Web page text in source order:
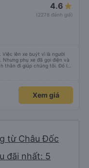
4.6
(2278 đánh giá)
lên xe buýt vì là người
phụ xe đã gọi điện và
thân đi giúp chúng tôi. Đó là
khá thú vị. Chúng tôi không
bảo chúng tôi đã sẵn sàng.
đều có gối và chăn, và đủ
Xem giá
từ Châu Đốc
đãi nhất: 5